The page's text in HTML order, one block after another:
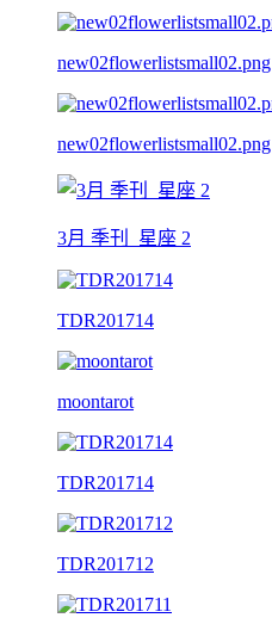
new02flowerlistsmall02.png
new02flowerlistsmall02.png
3月 季刊_星座 2
TDR201714
moontarot
TDR201714
TDR201712